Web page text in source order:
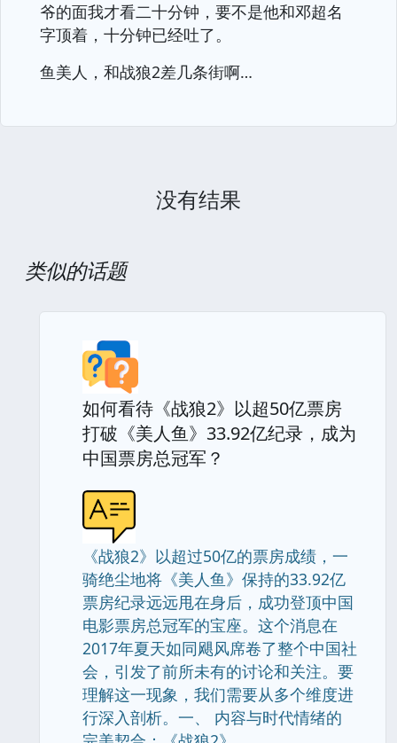
爷的面我才看二十分钟，要不是他和邓超名
字顶着，十分钟已经吐了。
鱼美人，和战狼2差几条街啊…
没有结果
类似的话题
如何看待《战狼2》以超50亿票房
打破《美人鱼》33.92亿纪录，成为
中国票房总冠军？
《战狼2》以超过50亿的票房成绩，一
骑绝尘地将《美人鱼》保持的33.92亿
票房纪录远远甩在身后，成功登顶中国
电影票房总冠军的宝座。这个消息在
2017年夏天如同飓风席卷了整个中国社
会，引发了前所未有的讨论和关注。要
理解这一现象，我们需要从多个维度进
行深入剖析。一、 内容与时代情绪的